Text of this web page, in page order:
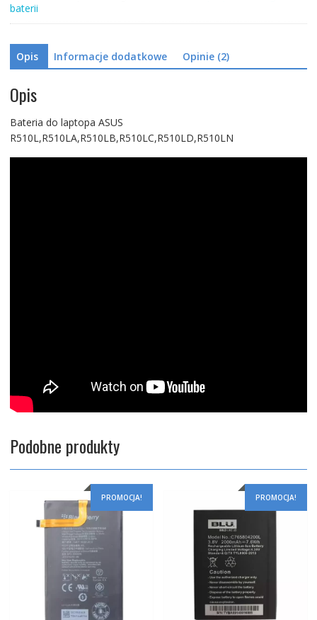
baterii
Opis Informacje dodatkowe Opinie (2)
Opis
Bateria do laptopa ASUS
R510L,R510LA,R510LB,R510LC,R510LD,R510LN
Podobne produkty
PROMOCJA! PROMOCJA!